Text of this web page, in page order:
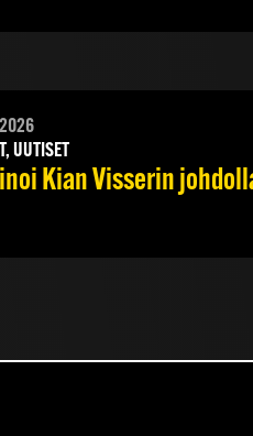
UUTISET
Kian Visserin